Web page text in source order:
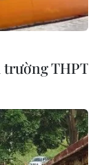
THPT